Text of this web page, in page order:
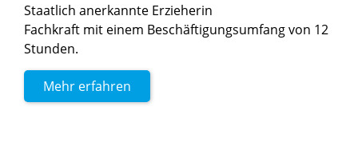
Staatlich anerkannte Erzieherin
Fachkraft mit einem Beschäftigungsumfang von 12
Stunden.
Mehr erfahren